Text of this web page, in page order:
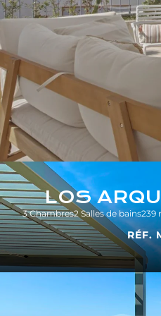
LOS
3 Chambres2 Salles de bains239
RÉF.